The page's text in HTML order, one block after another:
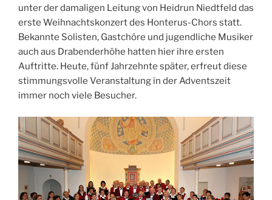
unter der damaligen Leitung von Heidrun Niedtfeld das
erste Weihnachtskonzert des Honterus-Chors statt.
Bekannte Solisten, Gastchöre und jugendliche Musiker
auch aus Drabenderhöhe hatten hier ihre ersten
Auftritte. Heute, fünf Jahrzehnte später, erfreut diese
stimmungsvolle Veranstaltung in der Adventszeit
immer noch viele Besucher.